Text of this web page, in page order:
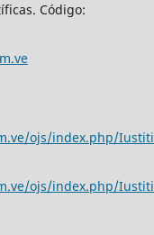
Código:
ojs/index.php/
ojs/index.php/